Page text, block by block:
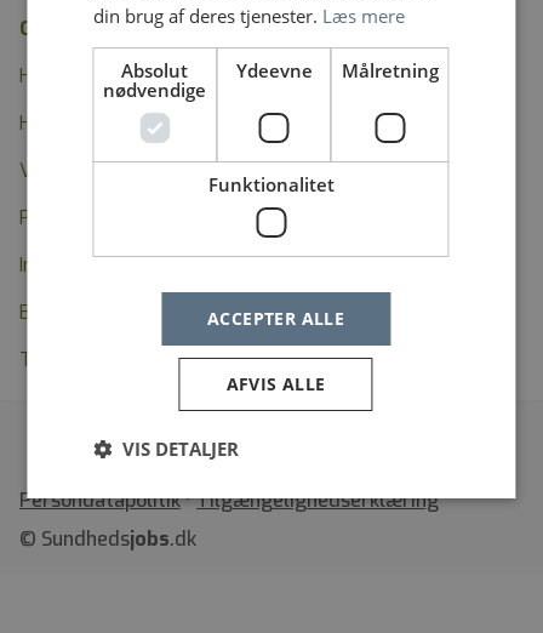
Om portalen
Hvem står bag Sundhedsjobs.dk?
Hvem kan annoncere?
Vil du i kontakt med Sundhedsjobs.dk?
Persondatapolitik
Indsamling af dine oplysninger
Besøg regionerne
Tilgængelighedserklæring
•Tilgængelighedserklæring
© Sundhedsjobs.dk
din brug af deres tjenester. Læs mere
Absolut
nødvendige
Ydeevne Målretning
Funktionalitet
ACCEPTER ALLE
AFVIS ALLE
VIS DETALJER